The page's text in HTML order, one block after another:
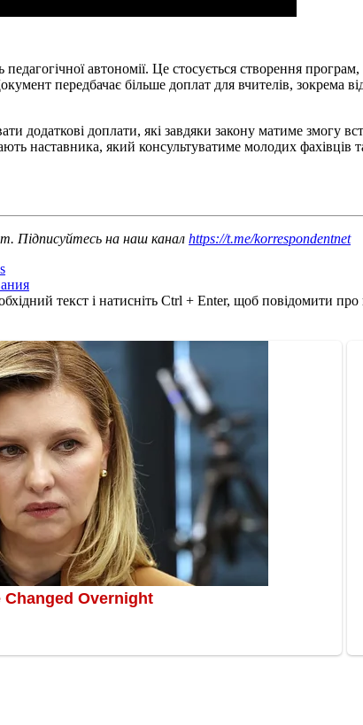
автономії. Це стосується створення
передбачає більше доплат для вчителів, зокрема
додаткові доплати, які завдяки закону матиме
наставника, який консультуватиме молодих
Підписуйтесь на наш канал https://t.me/korrespondentnet
текст і натисніть Ctrl + Enter, щоб повідомити про